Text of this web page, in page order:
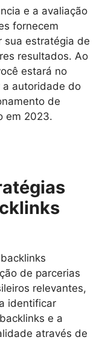
e a avaliação
fornecem
sua estratégia de
resultados. Ao
estará no
a autoridade do
de
em 2023.
de parcerias
relevantes,
identificar
e a
através de